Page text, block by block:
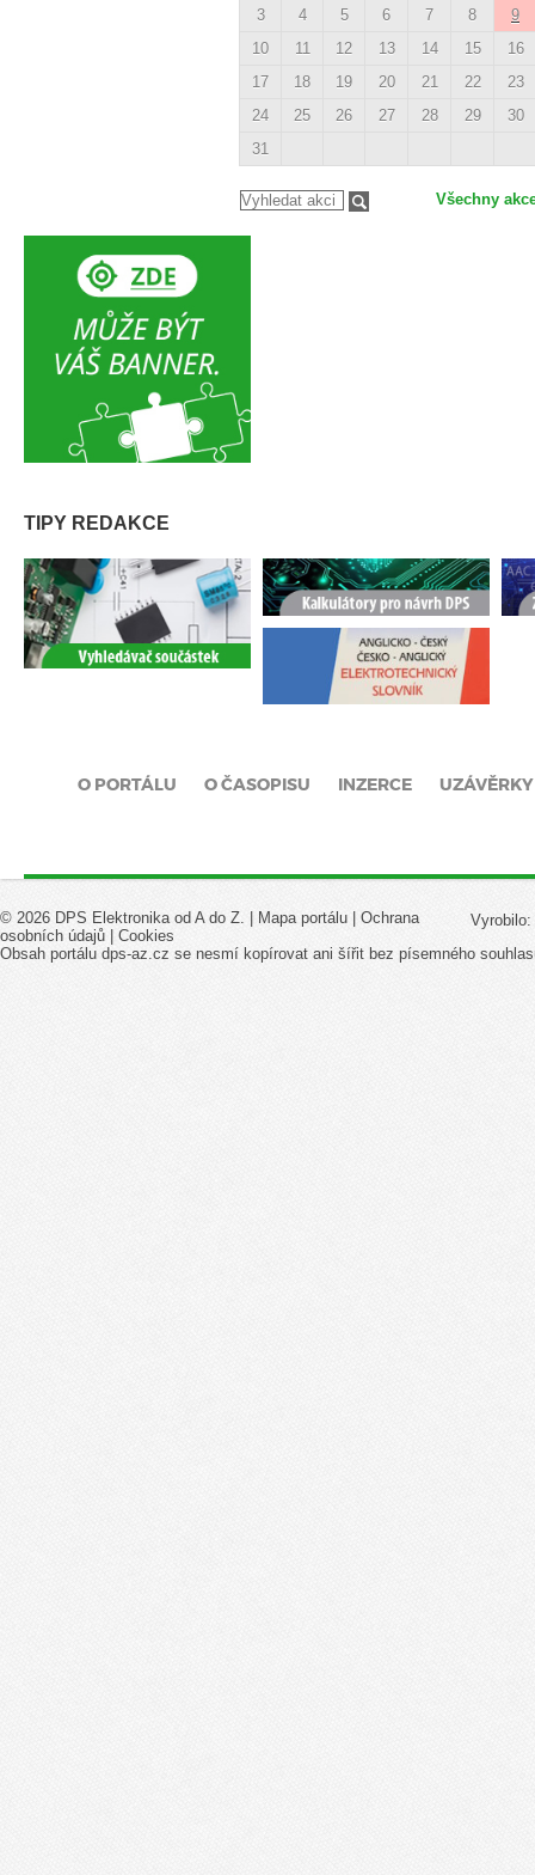
3 4 5 6 7 8
9
10
11 12 13 14 15
16
17
18 19 20 21 22
23
24
25 26 27 28 29
30
31
Všechny
TIPY REDAKCE
O PORTÁLU O ČASOPISU INZERCE UZÁVĚRKY
Vyrobilo:
© 2026 DPS Elektronika od A do Z. | Mapa portálu
Ochrana
osobních údajů
Cookies
Obsah portálu dps-az.cz se nesmí kopírovat ani šířit bez písemného